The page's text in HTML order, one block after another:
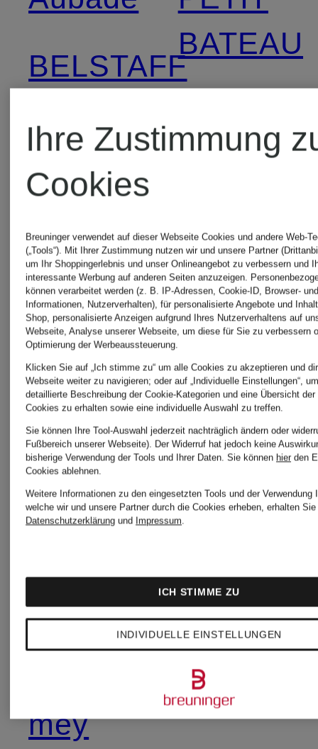
BELSTAFF
Buena
Vista
Charmline
GOLDEN
GOOSE
LA
MARTINA
LISA
YANG
mey
BATEAU
someday
STELLA
SWING
BEACH
Ihre Zustimmung
Cookies
Breuninger verwendet auf dieser Webseite Cookies und andere Web-
(„Tools“). Mit Ihrer Zustimmung nutzen wir und unsere Partner
um Ihr Shoppingerlebnis und unser Onlineangebot zu verbessern und
interessante Werbung auf anderen Seiten anzuzeigen.
können verarbeitet werden (z. B. IP-Adressen, Cookie-ID, Browser-
Informationen, Nutzerverhalten), für personalisierte Angebote und
Shop, personalisierte Anzeigen aufgrund Ihres Nutzerverhaltens auf
Webseite, Analyse unserer Webseite, um diese für Sie zu verbessern
Optimierung der Werbeaussteuerung.
Klicken Sie auf „Ich stimme zu“ um alle Cookies zu akzeptieren und
Webseite weiter zu navigieren; oder auf „Individuelle Einstellungen“,
detaillierte Beschreibung der Cookie-Kategorien und eine Übersicht
Cookies zu erhalten sowie eine individuelle Auswahl zu treffen.
Sie können Ihre Tool-Auswahl jederzeit nachträglich ändern oder
Fußbereich unserer Webseite). Der Widerruf hat jedoch keine
bisherige Verwendung der Tools und Ihrer Daten. Sie können hier den
Cookies ablehnen.
Weitere Informationen zu den eingesetzten Tools und der Verwendung
welche wir und unsere Partner durch die Cookies erheben, erhalten
Datenschutzerklärung und Impressum.
INDIVIDUELLE EINSTELLUNGEN
ICH STIMME ZU